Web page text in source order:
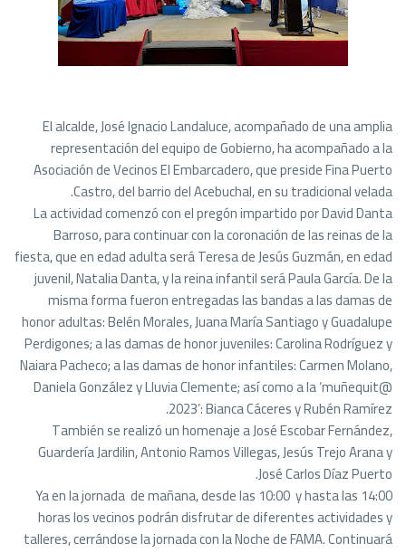
El alcalde, José Ignacio Landaluce, acompañado de una amplia
representación del equipo de Gobierno, ha acompañado a la
Asociación de Vecinos El Embarcadero, que preside Fina Puerto
Castro, del barrio del Acebuchal, en su tradicional velada.
La actividad comenzó con el pregón impartido por David Danta
Barroso, para continuar con la coronación de las reinas de la
fiesta, que en edad adulta será Teresa de Jesús Guzmán, en edad
juvenil, Natalia Danta, y la reina infantil será Paula García. De la
misma forma fueron entregadas las bandas a las damas de
honor adultas: Belén Morales, Juana María Santiago y Guadalupe
Perdigones; a las damas de honor juveniles: Carolina Rodríguez y
Naiara Pacheco; a las damas de honor infantiles: Carmen Molano,
Daniela González y Lluvia Clemente; así como a la ‘muñequit@
2023’: Bianca Cáceres y Rubén Ramírez.
También se realizó un homenaje a José Escobar Fernández,
Guardería Jardilin, Antonio Ramos Villegas, Jesús Trejo Arana y
José Carlos Díaz Puerto.
Ya en la jornada de mañana, desde las 10:00 y hasta las 14:00
horas los vecinos podrán disfrutar de diferentes actividades y
talleres, cerrándose la jornada con la Noche de FAMA. Continuará